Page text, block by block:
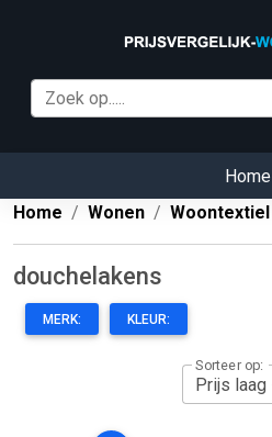
Home
Home
Wonen Woontextiel
douchelakens
MERK: KLEUR:
Sorteer op: